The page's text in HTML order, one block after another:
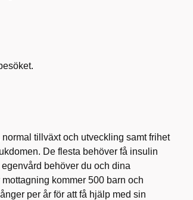
tillväxt och utveckling samt frihet
De flesta behöver få insulin
behöver du och dina
kommer 500 barn och
per år för att få hjälp med sin